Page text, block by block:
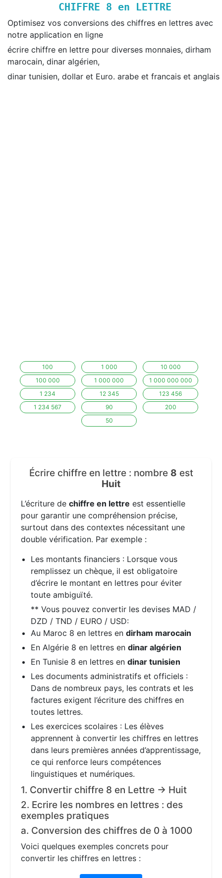
CHIFFRE 8 en LETTRE
Optimisez vos conversions des chiffres en lettres avec
notre application en ligne
écrire chiffre en lettre pour diverses monnaies, dirham
marocain, dinar algérien,
dinar tunisien, dollar et Euro. arabe et francais et anglais
100 1 000
10 000
100 000
1 000 000
1 000 000 000
1 234
12 345
123 456
1 234 567
90
200
50
Écrire chiffre en lettre : nombre 8 est
Huit
L’écriture dechiffre en lettre est essentielle
pour garantir une compréhension précise,
surtout dans des contextes nécessitant une
double vérification. Par exemple :
Les montants financiers : Lorsque vous
remplissez un chèque, il est obligatoire
d’écrire le montant en lettres pour éviter
toute ambiguïté.
** Vous pouvez convertir les devises MAD /
DZD / TND / EURO / USD:
Au Maroc 8 en lettres endirham marocain
En Algérie 8 en lettres endinar algérien
En Tunisie 8 en lettres endinar tunisien
Les documents administratifs et officiels :
Dans de nombreux pays, les contrats et les
factures exigent l’écriture des chiffres en
toutes lettres.
Les exercices scolaires : Les élèves
apprennent à convertir les chiffres en lettres
dans leurs premières années d’apprentissage,
ce qui renforce leurs compétences
linguistiques et numériques.
1. Convertir chiffre 8 en Lettre → Huit
2. Ecrire les nombres en lettres : des
exemples pratiques
a. Conversion des chiffres de 0 à 1000
Voici quelques exemples concrets pour
convertir les chiffres en lettres :